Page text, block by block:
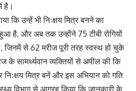
है।
कि उन्हें भी निःक्षय मित्र बनने का
हुआ है, और अब तक उन्होंने 75 टीबी रोगियों
जिनमें से 62 मरीज पूरी तरह स्वस्थ हो चुके
के सामर्थ्यवान व्यक्तियों से अपील की कि
मित्र बनें और इस अभियान को गति
विभाग से आग्रह किया कि जानकारी के